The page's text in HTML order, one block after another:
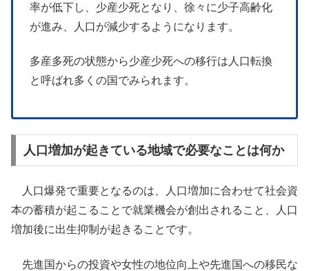
率が低下し、少産少死となり、徐々に少子高齢化
が進み、人口が減少するようになります。
多産多死の状態から少産少死への移行は人口転換
と呼ばれ多くの国でみられます。
人口増加が起きている地域で必要なことは何か
人口爆発で重要となるのは、人口増加に合わせて社会資
本の蓄積が起こることで就業機会が創出されること、人口
増加後に出生抑制が起きることです。
先進国からの投資や女性の地位向上や先進国への移民な